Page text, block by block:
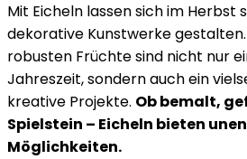
Mit Eicheln lassen sich im Herbst
dekorative Kunstwerke gestalten.
robusten Früchte sind nicht nur
Jahreszeit, sondern auch ein
kreative Projekte. Ob bemalt,
Spielstein – Eicheln bieten
Möglichkeiten.